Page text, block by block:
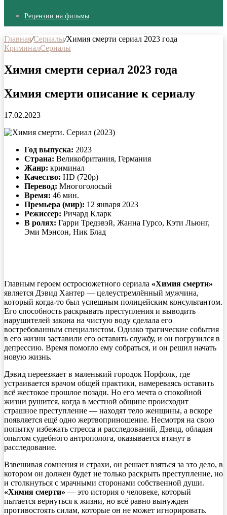
Рецензии на фильмы
Главная/Сериалы/Химия смерти сериал 2023 года
КриминалСериалы
Химия смерти сериал 2023 года
Химия смерти описание к сериалу
17.02.2023
Год выпуска: 2023
Страна: Великобритания, Германия
Жанр: криминал
Качество: HD (720p)
Перевод: Многоголосый
Время: 46 мин.
Премьера (мир): 12 января 2023
Режиссер: Ричард Кларк
В ролях: Гарри Тредэвэй, Жанна Гурсо, Кэти Льюнг,
Эми Мэнсон, Ник Блад
Главным героем остросюжетного сериала «Химия смерти»
является Дэвид Хантер — целеустремлённый мужчина,
который когда-то был успешным полицейским консультантом.
Его способность раскрывать преступления и выводить
нарушителей закона на чистую воду сделала его
востребованным специалистом. Однако трагические события
в его жизни заставили его оставить службу, и он погрузился в
депрессию. Время помогло ему собраться, и он решил начать
новую жизнь.
Дэвид переезжает в маленький городок Норфолк, где
устраивается врачом общей практики, намереваясь оставить
всё жестокое прошлое позади. Но его мечта о спокойной
жизни рушится, когда в местной общине происходит
страшное преступление — находят тело женщины, а вскоре
появляется ещё одно жертвоприношение. Несмотря на свою
попытку избежать стресса и расследований, Дэвид, обладая
опытом судебного антрополога, оказывается втянут в
расследование.
Взвешивая сомнения и страхи, он решает взяться за это дело, в
котором он должен будет не только раскрыть преступление, но
и столкнуться с мрачными сторонами собственной души.
«Химия смерти» — это история о человеке, который
пытается вернуться к жизни, но всё равно вынужден
противостоять силам, которые он не может игнорировать.